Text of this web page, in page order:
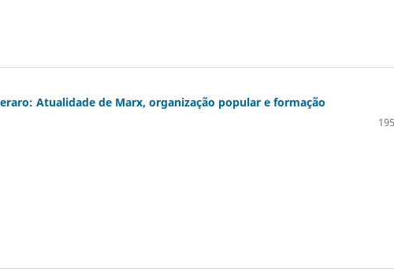
Atualidade de Marx, organização popular e formação